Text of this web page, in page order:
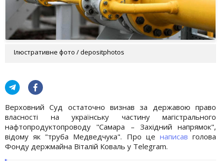
Ілюстративне фото / depositphotos
Верховний Суд остаточно визнав за державою право
власності на українську частину магістрального
нафтопродуктопроводу "Самара – Західний напрямок",
відому як "труба Медведчука". Про це написав голова
Фонду держмайна Віталій Коваль у Telegram.